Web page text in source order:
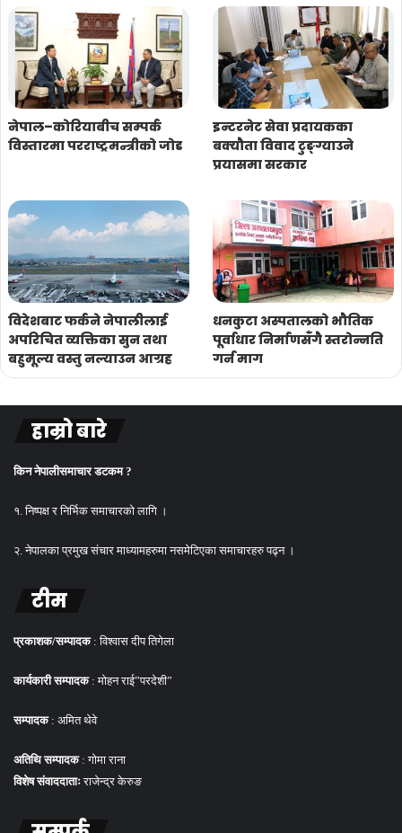
नेपाल–कोरियाबीच सम्पर्क
विस्तारमा परराष्ट्रमन्त्रीको जोड
इन्टरनेट सेवा प्रदायकका
बक्यौता विवाद टुङ्ग्याउने
प्रयासमा सरकार
विदेशबाट फर्कने नेपालीलाई
अपरिचित व्यक्तिका सुन तथा
बहुमूल्य वस्तु नल्याउन आग्रह
धनकुटा अस्पतालको भौतिक
पूर्वाधार निर्माणसँगै स्तरोन्नति
गर्न माग
हाम्रो बारे
किन नेपालीसमाचार डटकम ?
१. निष्पक्ष र निर्भिक समाचारको लागि ।
२. नेपालका प्रमुख संचार माध्यामहरुमा नसमेटिएका समाचारहरु पढ्न ।
टीम
प्रकाशक/सम्पादक : विश्वास दीप तिगेला
कार्यकारी सम्पादक: मोहन राई”परदेशी”
सम्पादक: अमित थेवे
अतिथि सम्पादक: गोमा राना
विशेष संवाददाताःराजेन्द्र केरुङ